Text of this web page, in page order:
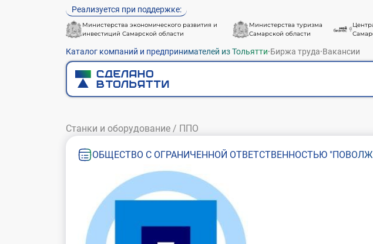
Реализуется при поддержке:
Министерства экономического развития и
инвестиций Самарской области
Министерства туризма
Самарской области
Каталог компаний и предпринимателей из Тольятти·Биржа труда·Вакансии
Станки и оборудование / ППО
ОБЩЕСТВО С ОГРАНИЧЕННОЙ ОТВЕТСТВЕННОСТЬЮ